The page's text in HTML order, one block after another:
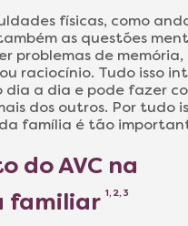
físicas, como
as questões
problemas de memória,
raciocínio. Tudo isso
dia a dia e pode fazer
dos outros. Por tudo
família é tão
do AVC na
familiar 1, 2, 3